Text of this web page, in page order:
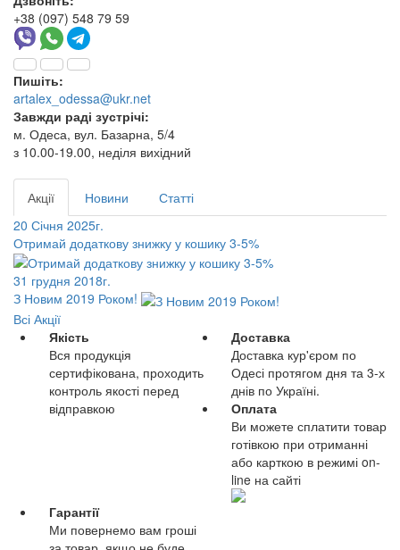
+38 (097) 548 79 59
Пишіть:
artalex_odessa@ukr.net
Завжди раді зустрічі:
м. Одеса, вул. Базарна, 5/4
з 10.00-19.00, неділя вихідний
Акції Новини
Статті
20 Січня 2025г.
Отримай додаткову знижку у кошику 3-5%
31 грудня 2018г.
З Новим 2019 Роком!
Всі Акції
Якість
Вся продукція
сертифікована, проходить
контроль якості перед
відправкою
Доставка
Доставка кур'єром по
Одесі протягом дня та 3-х
днів по Україні.
Оплата
Ви можете сплатити товар
готівкою при отриманні
або карткою в режимі on-
line на сайті
Гарантії
Ми повернемо вам гроші